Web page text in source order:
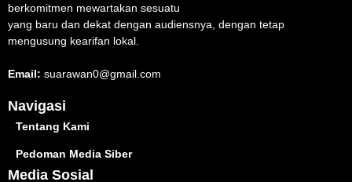
berkomitmen mewartakan sesuatu
yang baru dan dekat dengan audiensnya, dengan tetap
mengusung kearifan lokal.
Email: suarawan0@gmail.com
Navigasi
Tentang Kami
Pedoman Media Siber
Media Sosial